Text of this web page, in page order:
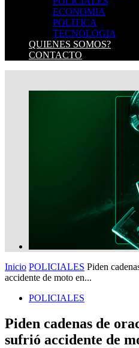
ECONOMIA
POLITICA
TECNOLOGIA
QUIENES SOMOS?
CONTACTO
Inicio POLICIALES Piden
accidente de moto en...
POLICIALES
Piden cadenas de
sufrió accidente de